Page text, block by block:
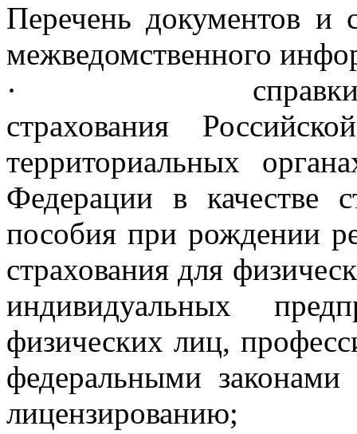
Перечень документов и
межведомственного
· справки из
страхования
территориальных
Федерации в качестве
пособия при рождении
страхования для
индивидуальных
физических лиц,
федеральными
лицензированию;